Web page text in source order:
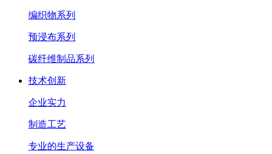
编织物系列
预浸布系列
碳纤维制品系列
技术创新
企业实力
制造工艺
专业的生产设备